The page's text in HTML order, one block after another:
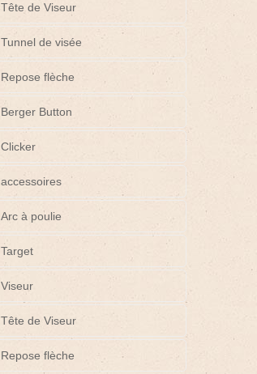
Tête de Viseur
Tunnel de visée
Repose flèche
Berger Button
Clicker
accessoires
Arc à poulie
Target
Viseur
Tête de Viseur
Repose flèche